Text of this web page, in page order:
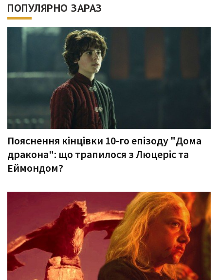
ПОПУЛЯРНО ЗАРАЗ
Пояснення кінцівки 10-го епізоду "Дома
дракона": що трапилося з Люцеріс та
Еймондом?